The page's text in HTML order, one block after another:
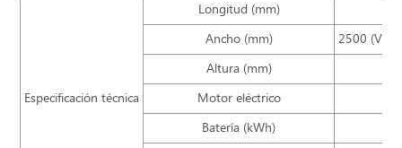
Especificación técnica
Longitud (mm)
Ancho (mm)
2500
Altura (mm)
Motor eléctrico
Batería (kWh)